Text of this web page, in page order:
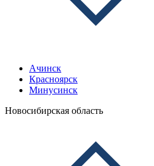
Ачинск
Красноярск
Минусинск
Новосибирская область